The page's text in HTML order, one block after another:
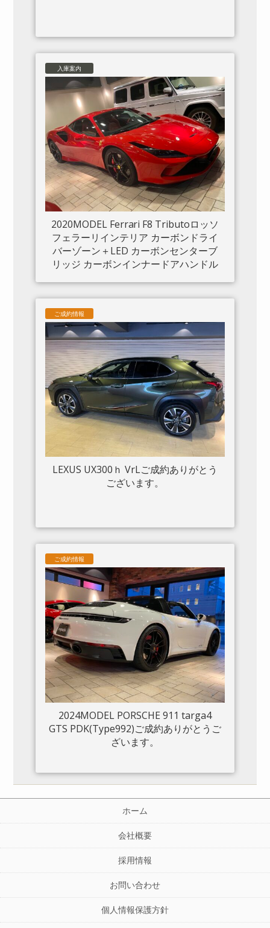
入庫案内
2020MODEL Ferrari F8 Tributoロッソ
フェラーリインテリア カーボンドライ
バーゾーン＋LED カーボンセンターブ
リッジ カーボンインナードアハンドル
ーディスプレイ アダプティブヘッドラ
イトシステム 入庫しました。
ご成約情報
LEXUS UX300ｈ VrLご成約ありがとう
ございます。
ご成約情報
2024MODEL PORSCHE 911 targa4
GTS PDK(Type992)ご成約ありがとうご
ざいます。
ホーム
会社概要
採用情報
お問い合わせ
個人情報保護方針